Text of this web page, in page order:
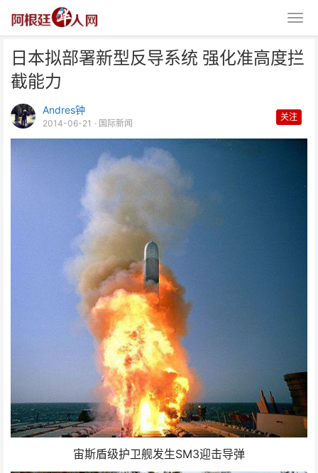
日本拟部署新型反导系统 强化准高度拦
截能力
Andres钟
2014-06-21 · 国际新闻
关注
宙斯盾级护卫舰发生SM3迎击导弹
日本拟部署新型反导系统 强化准
高度拦截能力